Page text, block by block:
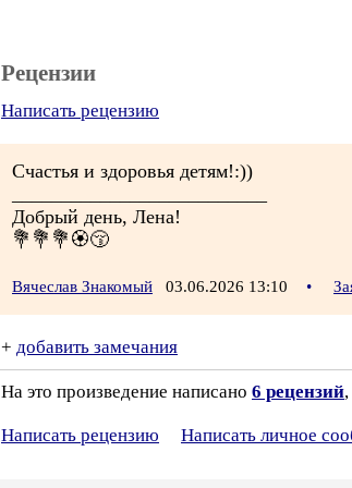
Рецензии
Написать рецензию
Счастья и здоровья детям!:))
Добрый день, Лена!
💐💐💐🏵️😚
Вячеслав Знакомый 03.06.2026 13:10 •
+ добавить замечания
На это произведение написано 6 рецензий
Написать рецензию Написать личное